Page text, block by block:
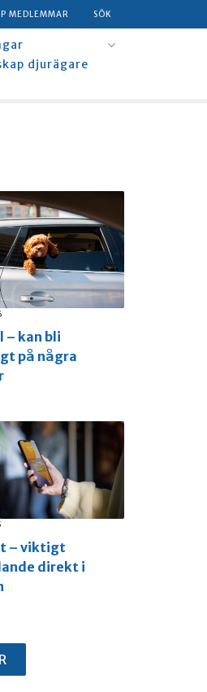
MEDLEMMAR SÖK
djurägare
– kan bli
på några
– viktigt
direkt i